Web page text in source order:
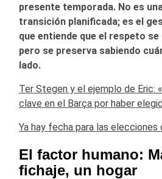
presente temporada. No es
transición planificada; es el
que entiende que el respeto
pero se preserva sabiendo
lado.
Ter Stegen y el ejemplo de Eric:
clave en el Barça por haber
Ya hay fecha para las elecciones
El factor humano:
fichaje, un hogar